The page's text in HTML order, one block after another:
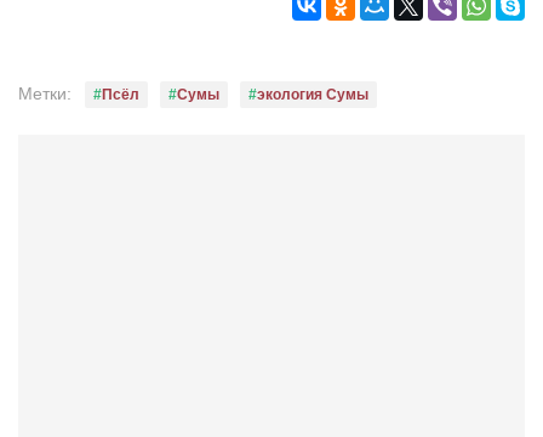
Надія Белокур
Метки: Псёл Сумы экология Сумы